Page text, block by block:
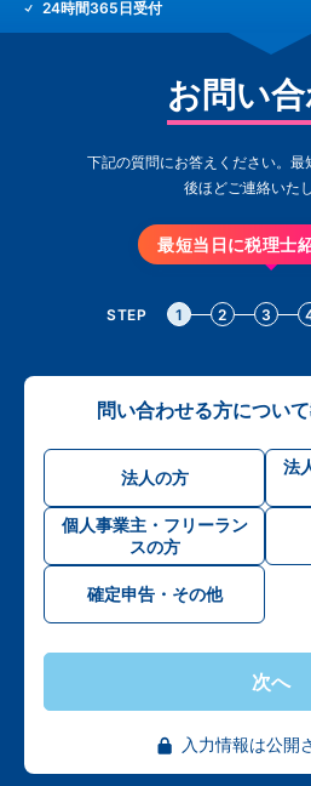
24時間365日受付
お問い
下記の質問にお答えください。最
後ほどご連絡いた
最短当日に税理士
STEP 1 2 3
問い合わせる方につい
法人の方
法
個人事業主・フリーラン
スの方
確定申告・その他
次へ
入力情報は公開